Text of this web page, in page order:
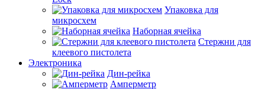
Упаковка для
микросхем
Наборная ячейка
Стержни для
клеевого пистолета
Электроника
Дин-рейка
Амперметр